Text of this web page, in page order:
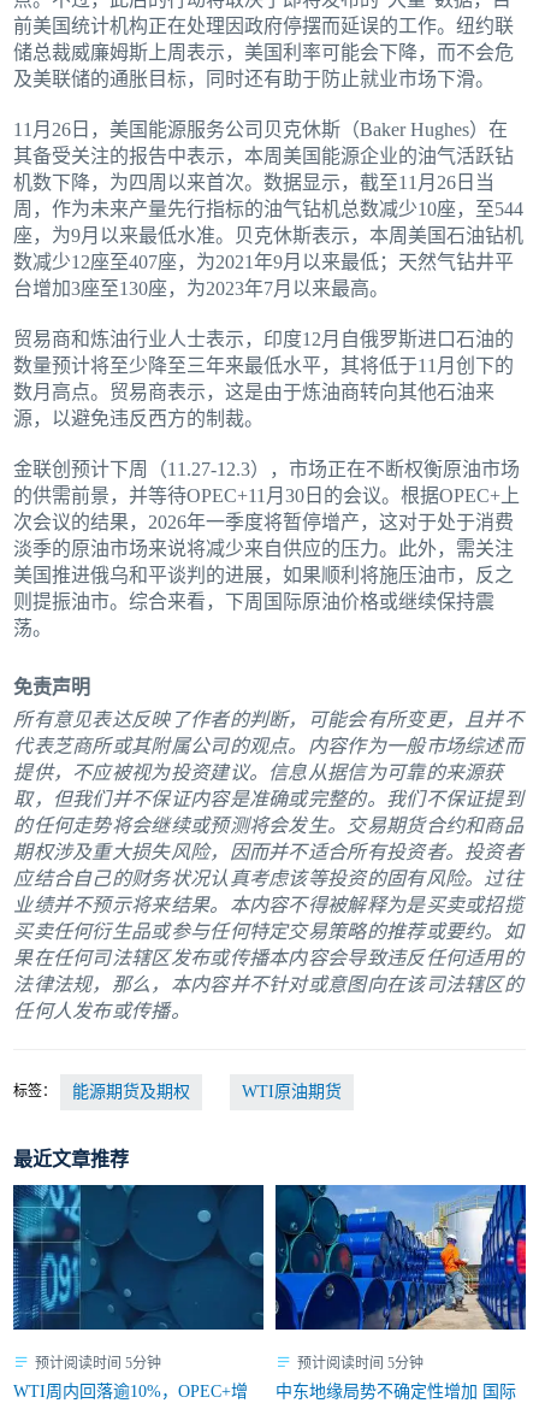
前美国统计机构正在处理因政府停摆而延误的工作。纽约联
储总裁威廉姆斯上周表示，美国利率可能会下降，而不会危
及美联储的通胀目标，同时还有助于防止就业市场下滑。
11月26日，美国能源服务公司贝克休斯（Baker Hughes）在
其备受关注的报告中表示，本周美国能源企业的油气活跃钻
机数下降，为四周以来首次。数据显示，截至11月26日当
周，作为未来产量先行指标的油气钻机总数减少10座，至544
座，为9月以来最低水准。贝克休斯表示，本周美国石油钻机
数减少12座至407座，为2021年9月以来最低；天然气钻井平
台增加3座至130座，为2023年7月以来最高。
贸易商和炼油行业人士表示，印度12月自俄罗斯进口石油的
数量预计将至少降至三年来最低水平，其将低于11月创下的
数月高点。贸易商表示，这是由于炼油商转向其他石油来
源，以避免违反西方的制裁。
金联创预计下周（11.27-12.3），市场正在不断权衡原油市场
的供需前景，并等待OPEC+11月30日的会议。根据OPEC+上
次会议的结果，2026年一季度将暂停增产，这对于处于消费
淡季的原油市场来说将减少来自供应的压力。此外，需关注
美国推进俄乌和平谈判的进展，如果顺利将施压油市，反之
则提振油市。综合来看，下周国际原油价格或继续保持震
荡。
免责声明
所有意见表达反映了作者的判断，可能会有所变更，且并不
代表芝商所或其附属公司的观点。内容作为一般市场综述而
提供，不应被视为投资建议。信息从据信为可靠的来源获
取，但我们并不保证内容是准确或完整的。我们不保证提到
的任何走势将会继续或预测将会发生。交易期货合约和商品
期权涉及重大损失风险，因而并不适合所有投资者。投资者
应结合自己的财务状况认真考虑该等投资的固有风险。过往
业绩并不预示将来结果。本内容不得被解释为是买卖或招揽
买卖任何衍生品或参与任何特定交易策略的推荐或要约。如
果在任何司法辖区发布或传播本内容会导致违反任何适用的
法律法规，那么，本内容并不针对或意图向在该司法辖区的
任何人发布或传播。
标签： 能源期货及期权 WTI原油期货
最近文章推荐
预计阅读时间 5分钟
WTI周内回落逾10%，OPEC+增
预计阅读时间 5分钟
中东地缘局势不确定性增加 国际